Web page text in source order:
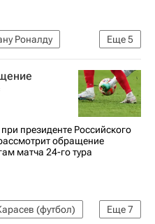
Еще5
Роналду
президенте Российского
обращение
матча 24-го тура
Еще7
(футбол)